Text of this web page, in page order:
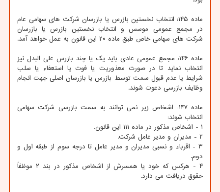
ماده ۱۴۵: انتخاب نخستین بازرس یا بازرسان شرکت های سهامی عام
در مجمع عمومی موسس و انتخاب نخستین بازرس یا بازرسان
شرکت های سهامی خاص طبق ماده ۲۰ این قانون به عمل خواهد آمد.
ماده ۱۴۶: مجمع عمومی عادی باید یک یا چند بازرس علی البدل نیز
انتخاب نماید تا در صورت معذوریت یا فوت یا استعفاء یا سلب
شرایط یا عدم قبول سمت توسط بازرس یا بازرسان اصلی جهت انجام
وظایف بازرسی دعوت شوند.
ماده ۱۴۷: اشخاص زیر نمی توانند به سمت بازرسی شرکت سهامی
انتخاب شوند:
۱ - اشخاص مذکور در ماده ۱۱۱ این قانون.
۲ - مدیران و مدیر عامل شرکت.
۳ - اقرباء و نسبی مدیران و مدیر عامل تا درجه سوم از طبقه اول و
دوم.
۴ - هرکس که خود یا همسرش از اشخاص مذکور در بند ۲ موظفاً
حقوق دریافت می دارد.